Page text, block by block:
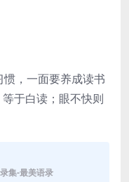
，一面要养成读书
于白读；眼不快则
集-最美语录